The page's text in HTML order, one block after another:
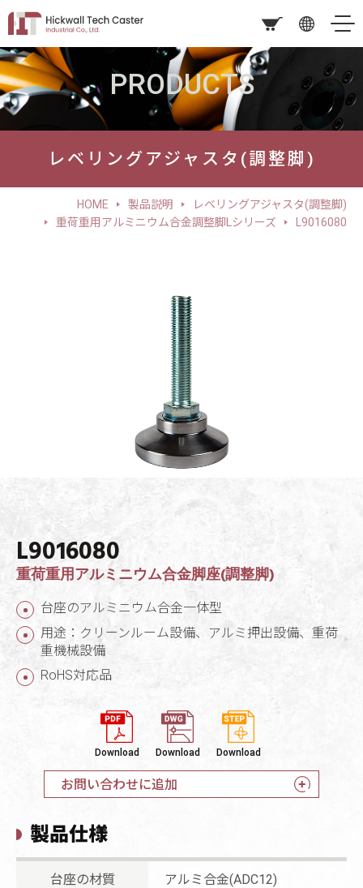
PRODUCTS
レベリングアジャスタ(調整脚)
HOME 製品説明
レベリングアジャスタ(調整脚)
重荷重用アルミニウム合金調整脚Lシリーズ
L9016080
L9016080
重荷重用アルミニウム合金脚座(調整脚)
台座のアルミニウム合金一体型
用途：クリーンルーム設備、アルミ押出設備、重荷
重機械設備
RoHS対応品
Download Download Download
お問い合わせに追加
製品仕様
台座の材質 アルミ合金(ADC12)